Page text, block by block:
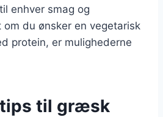
enhver smag og
om du ønsker en vegetarisk
protein, er mulighederne
til græsk